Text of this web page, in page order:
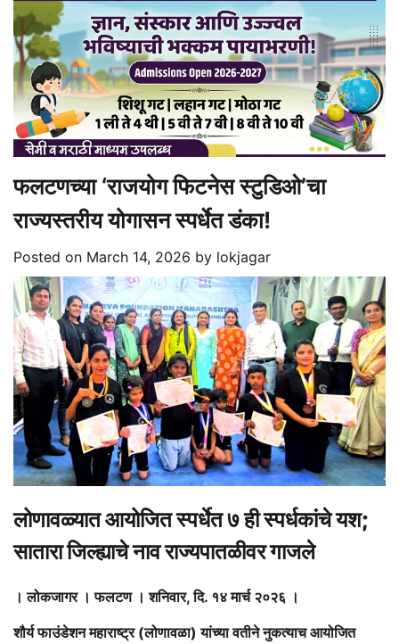
फलटणच्या ‘राजयोग फिटनेस स्टुडिओ’चा
राज्यस्तरीय योगासन स्पर्धेत डंका!
Posted on March 14, 2026 by lokjagar
लोणावळ्यात आयोजित स्पर्धेत ७ ही स्पर्धकांचे यश;
सातारा जिल्ह्याचे नाव राज्यपातळीवर गाजले
। लोकजागर । फलटण । शनिवार, दि. १४ मार्च २०२६ ।
शौर्य फाउंडेशन महाराष्ट्र (लोणावळा) यांच्या वतीने नुकत्याच आयोजित